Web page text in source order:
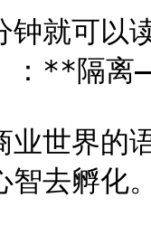
钟就可以
：**隔
业世界的
智去孵化